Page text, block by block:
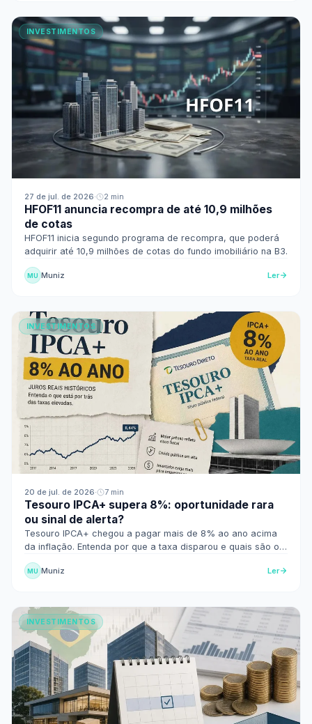
INVESTIMENTOS
27 de jul. de 2026· 2 min
HFOF11 anuncia recompra de até 10,9 milhões
de cotas
HFOF11 inicia segundo programa de recompra, que poderá
adquirir até 10,9 milhões de cotas do fundo imobiliário na B3.
MU Muniz Ler
INVESTIMENTOS
20 de jul. de 2026· 7 min
Tesouro IPCA+ supera 8%: oportunidade rara
ou sinal de alerta?
Tesouro IPCA+ chegou a pagar mais de 8% ao ano acima
da inflação. Entenda por que a taxa disparou e quais são os
riscos para o investidor.
MU Muniz Ler
INVESTIMENTOS